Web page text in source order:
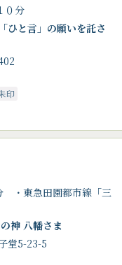
０分
ひと言」の願いを託さ
印
・東急田園都市線「三
神 八幡さま
堂5-23-5